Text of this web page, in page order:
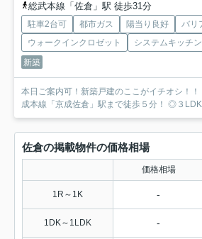
総武本線「佐倉」駅 徒歩31分
駐車2台可 都市ガス 陽当り良好
バリ
ウォークインクロゼット
システムキッチン
新築
本日ご案内可！新築戸建のここがイチオシ！
成本線「京成佐倉」駅まで徒歩５分！ ◎３
佐倉の掲載物件の価格相場
価格相場
1R～1K -
1DK～1LDK -